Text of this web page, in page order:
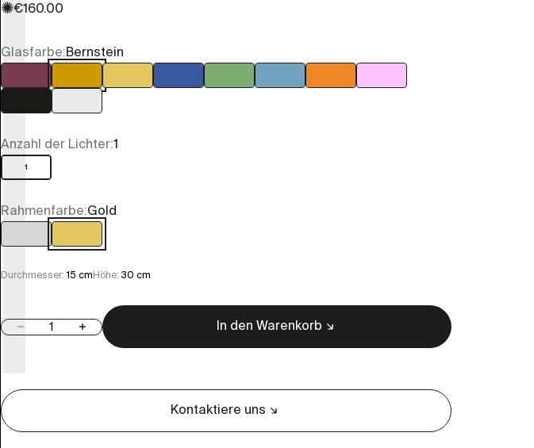
✺Angebot
€160.00
Glasfarbe:Bernstein
Amethyst Bernstein Blattgold Blau Grün Hellblau Orange
Rosa
Schwarz
Transparent
Anzahl der Lichter:1
1
Rahmenfarbe:Gold
Chrom Gold
Durchmesser: 15 cm Höhe: 30 cm
Anzahl verringernAnzahl erhöhen In den Warenkorb
Kontaktiere uns